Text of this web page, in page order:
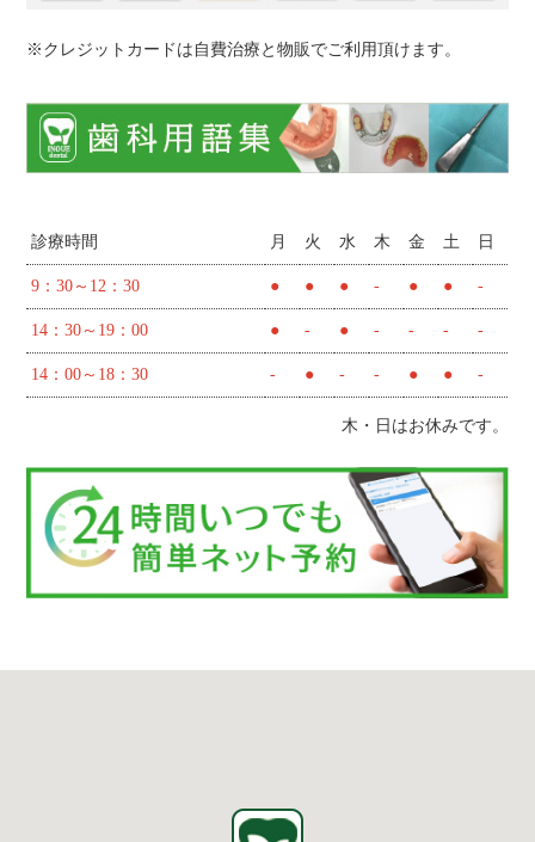
※クレジットカードは自費治療と物販でご利用頂けます。
診療時間 月 火 水 木 金 土 日
9：30～12：30 ● ● ● - ● ● -
14：30～19：00 ● - ● - - - -
14：00～18：30 - ● - - ● ● -
木・日はお休みです。